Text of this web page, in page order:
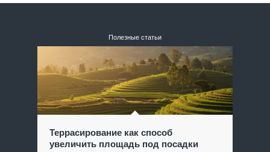
Полезные статьи
Террасирование как способ
увеличить площадь под посадки